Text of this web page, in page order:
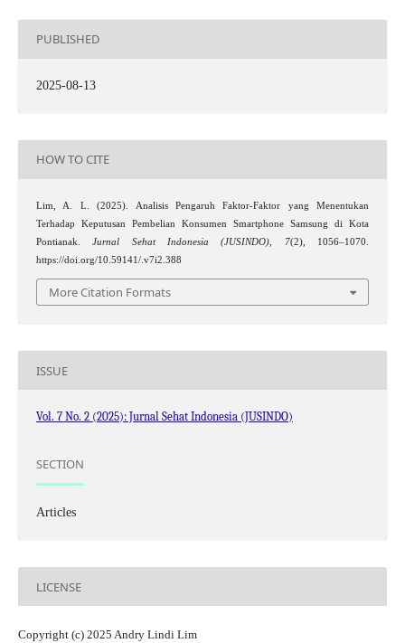
PUBLISHED
2025-08-13
HOW TO CITE
Lim, A. L. (2025). Analisis Pengaruh Faktor-Faktor yang Menentukan
Terhadap Keputusan Pembelian Konsumen Smartphone Samsung di Kota
Pontianak.Jurnal Sehat Indonesia (JUSINDO) 7(2), 1056–1070.
https://doi.org/10.59141/.v7i2.388
More Citation Formats
ISSUE
Vol. 7 No. 2 (2025): Jurnal Sehat Indonesia (JUSINDO)
SECTION
Articles
LICENSE
Copyright (c) 2025 Andry Lindi Lim